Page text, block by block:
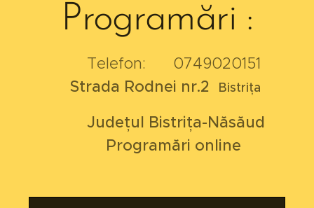
Programări :
Telefon: ☎️ 0749020151
Strada Rodnei nr.2
Bistrița
Județul Bistrița-Năsăud
⬇️ Programări online ⬇️